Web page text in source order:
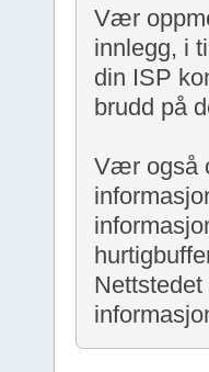
Vær
innlegg, i
din ISP
brudd på
Vær også